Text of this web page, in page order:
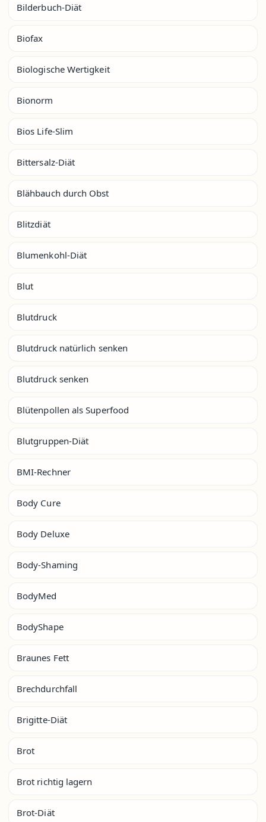
Bilderbuch-Diät
Biofax
Biologische Wertigkeit
Bionorm
Bios Life-Slim
Bittersalz-Diät
Blähbauch durch Obst
Blitzdiät
Blumenkohl-Diät
Blut
Blutdruck
Blutdruck natürlich senken
Blutdruck senken
Blütenpollen als Superfood
Blutgruppen-Diät
BMI-Rechner
Body Cure
Body Deluxe
Body-Shaming
BodyMed
BodyShape
Braunes Fett
Brechdurchfall
Brigitte-Diät
Brot
Brot richtig lagern
Brot-Diät